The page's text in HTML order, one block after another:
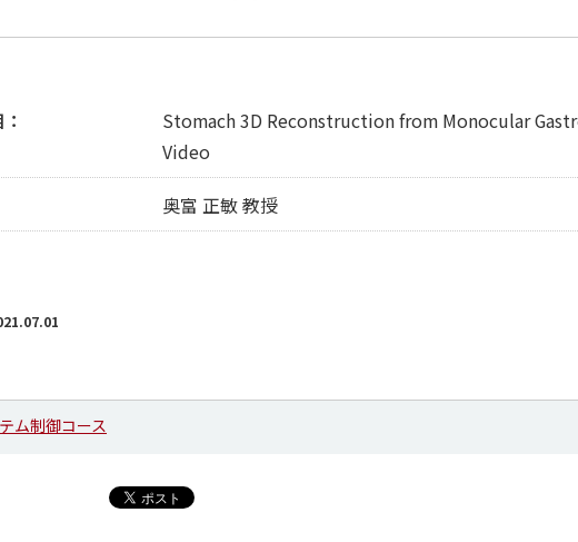
Stomach 3D Reconstruction from Monocular
Video
奥富 正敏 教授
ム制御コース